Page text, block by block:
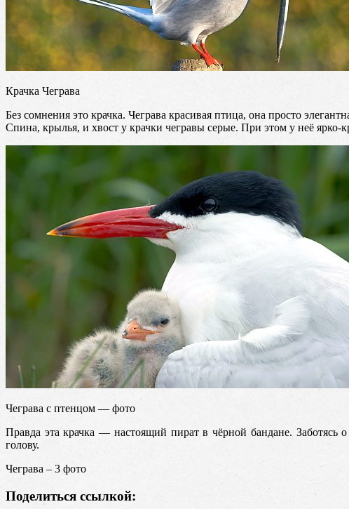
Крачка Чеграва
Без сомнения это крачка. Чеграва красивая птица, она просто
Спина, крылья, и хвост у крачки чегравы серые. При этом у неё
Чеграва с птенцом — фото
Правда эта крачка — настоящий пират в чёрной бандане. Заботясь
голову.
Чеграва – 3 фото
Поделиться ссылкой: